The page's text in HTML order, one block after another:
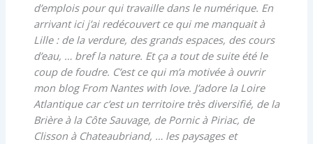
d’emplois pour qui travaille dans le numérique. En
arrivant ici j’ai redécouvert ce qui me manquait à
Lille : de la verdure, des grands espaces, des cours
d’eau, … bref la nature. Et ça a tout de suite été le
coup de foudre. C’est ce qui m’a motivée à ouvrir
mon blog From Nantes with love. J’adore la Loire
Atlantique car c’est un territoire très diversifié, de la
Brière à la Côte Sauvage, de Pornic à Piriac, de
Clisson à Chateaubriand, … les paysages et